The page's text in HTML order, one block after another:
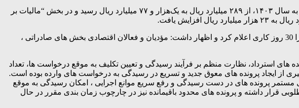
مدیرکل امور مالیاتی استان فارس گفت: مبلغ “استرداد مالیات عملکرد” در سال ۱۴۰۴ با رشد ۲۷۳ درصدی نسبت به سال ۱۴۰۳، از ۲۸۹ میلیارد ریال به یک‌هزار و ۷۷ میلیارد ریال رسید و در بخش “مالیات بر
؛ حمیدرضا منتظری، میانگین زمان رسیدگی و پرداخت استرداد در سال 1404 نسبت به 1403 را 30 روز کاری اعلام کرد و اظهار داشت: مؤدیان و فعالان اقتصادی بخش های صادراتی ،
های استرداد، نظارت منظم بر فرآیند رسیدگی و تعیین تکلیف به موقع درخواست ها، تعداد
از ایجاد پرونده های معوق جدید و تسریع در رسیدگی به درخواست های وارده بوده است.
مستمر پرونده های در دست رسیدگی و رفع سریع موانع اجرایی ، امکان رسیدگی به موقع
قرار داشته و پرونده های محدود باقیمانده نیز در چارچوب زمان بندی مقرر در حال